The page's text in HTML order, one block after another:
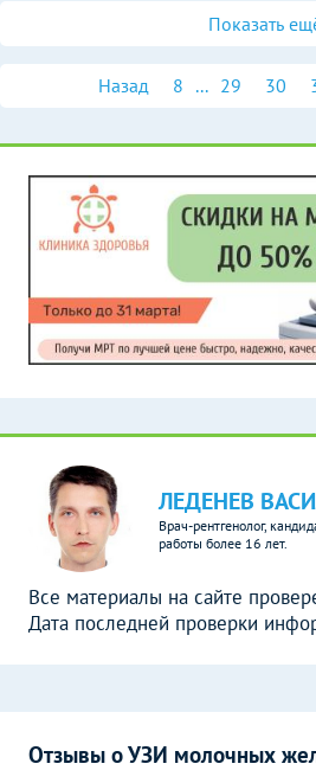
Показать
Назад 8 ... 29 30
ЛЕДЕНЕВ
Врач-рентгенолог,
работы более 16 лет.
Все материалы на сайте
Дата последней проверки
Отзывы о УЗИ молочных